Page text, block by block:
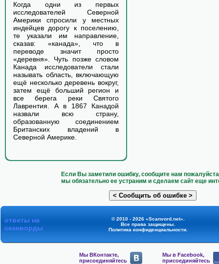
Когда одни из первых
исследователей Северной
Америки спросили у местных
индейцев дорогу к поселению,
те указали им направление,
сказав: «канада», что в
переводе значит просто
«деревня». Чуть позже словом
Канада исследователи стали
называть область, включающую
ещё несколько деревень вокруг,
затем ещё больший регион и
все берега реки Святого
Лаврентия. А в 1867 Канадой
назвали всю страну,
образованную соединением
Британских владений в
Северной Америке.
Если Вы заметили ошибку, сообщите нам
мы обязательно ее устраним и сделаем сайт еще
ответы на
сканворды
© 2010 - 2026 «Scanvord.net».
Все права защищены.
Политика конфиденциальности.
Мы ВКонтакте,
присоединяйтесь
Мы в Facebook,
присоединяйтесь